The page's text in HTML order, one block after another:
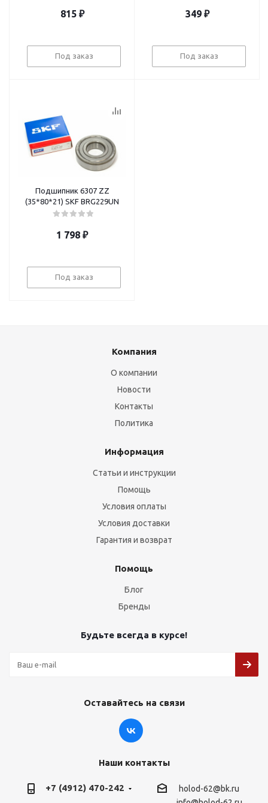
815₽
Под заказ
349₽
Под заказ
Подшипник 6307 ZZ
(35*80*21) SKF BRG229UN
1 798 ₽
Под заказ
Компания
О компании
Новости
Контакты
Политика
Информация
Статьи и инструкции
Помощь
Условия оплаты
Условия доставки
Гарантия и возврат
Помощь
Блог
Бренды
Будьте всегда в курсе!
Оставайтесь на связи
Наши контакты
+7 (4912) 470-242
holod-62@bk.ru